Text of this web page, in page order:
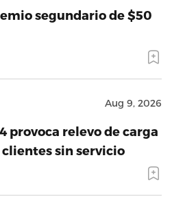
segundario de $50
Aug 9, 2026
provoca relevo de carga
sin servicio